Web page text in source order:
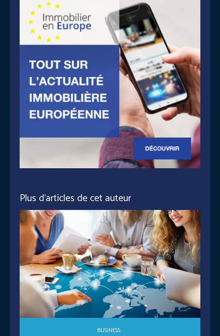
Plus d'articles de cet auteur
BUSINESS